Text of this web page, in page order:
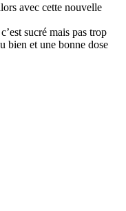
avec cette nouvelle
sucré mais pas trop
bien et une bonne dose